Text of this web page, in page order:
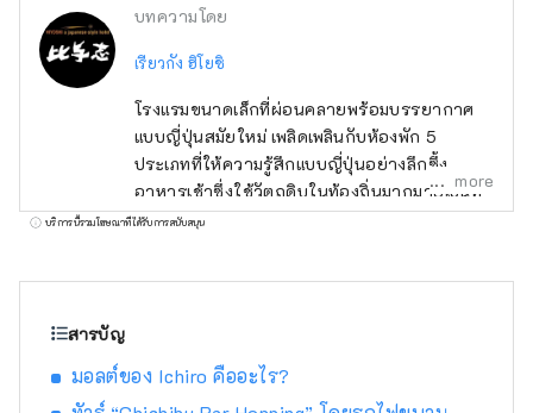
บทความโดย
เรียวกัง ฮิโยชิ
โรงแรมขนาดเล็กที่ผ่อนคลายพร้อมบรรยากาศ
แบบญี่ปุ่นสมัยใหม่ เพลิดเพลินกับห้องพัก 5
ประเภทที่ให้ความรู้สึกแบบญี่ปุ่นอย่างลึกซึ้ง
อาหารเช้าซึ่งใช้วัตถุดิบในท้องถิ่นมากมายเป็นที่
นิยม ห้องแป้งแห่งอนาคตที่ดูเหมือนอยู่ในยาน
และอาหารเช้า ผู้ได้รับรางวัล OMOTENASHI
more
บริการนี้รวมโฆษณาที่ได้รับการสนับสนุน
สารบัญ
มอลต์ของ Ichiro คืออะไร?